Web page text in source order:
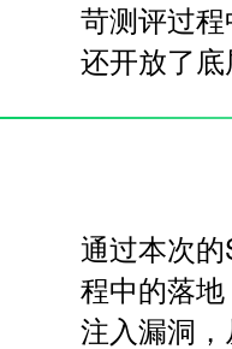
苛测评过
还开放了
通过本次
程中的落
注入漏洞